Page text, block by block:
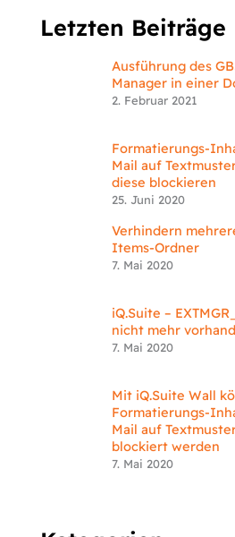
Letzten Beiträge
Ausführung des
Manager in einer
2. Februar 2021
Formatierungs-
Mail auf
diese blockieren
25. Juni 2020
Verhindern
Items-Ordner
7. Mai 2020
iQ.Suite –
nicht mehr
7. Mai 2020
Mit iQ.Suite Wall
Formatierungs-
Mail auf
blockiert werden
7. Mai 2020